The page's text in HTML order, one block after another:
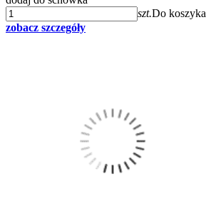
szt.Do koszyka
zobacz szczegóły